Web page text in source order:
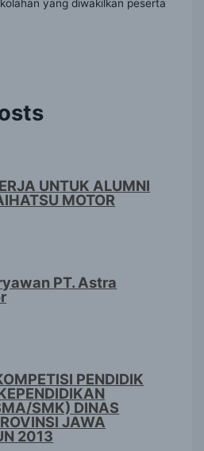
yang diwakilkan peserta
UNTUK ALUMNI
MOTOR
PT. Astra
PENDIDIK
SMK) DINAS
JAWA
2013